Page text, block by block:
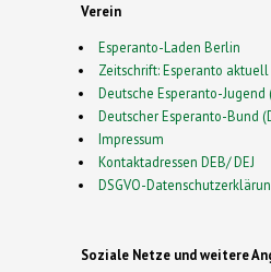
Verein
Esperanto-Laden Berlin
Zeitschrift: Esperanto aktuell
Deutsche Esperanto-Jugend
Deutscher Esperanto-Bund
Impressum
Kontaktadressen DEB/ DEJ
DSGVO-
Soziale Netze und weitere